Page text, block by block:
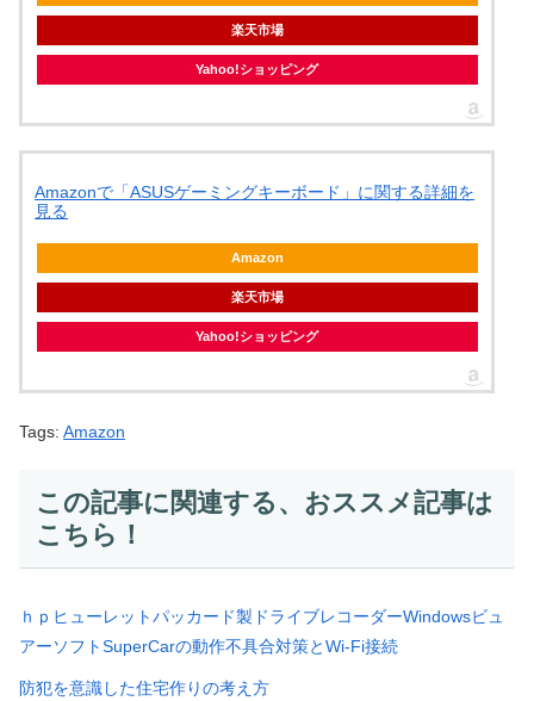
楽天市場
Yahoo!ショッピング
Amazonで「ASUSゲーミングキーボード」に関する詳細を
見る
Amazon
楽天市場
Yahoo!ショッピング
Tags: Amazon
この記事に関連する、おススメ記事は
こちら！
ｈｐヒューレットパッカード製ドライブレコーダーWindowsビュ
アーソフトSuperCarの動作不具合対策とWi-Fi接続
防犯を意識した住宅作りの考え方